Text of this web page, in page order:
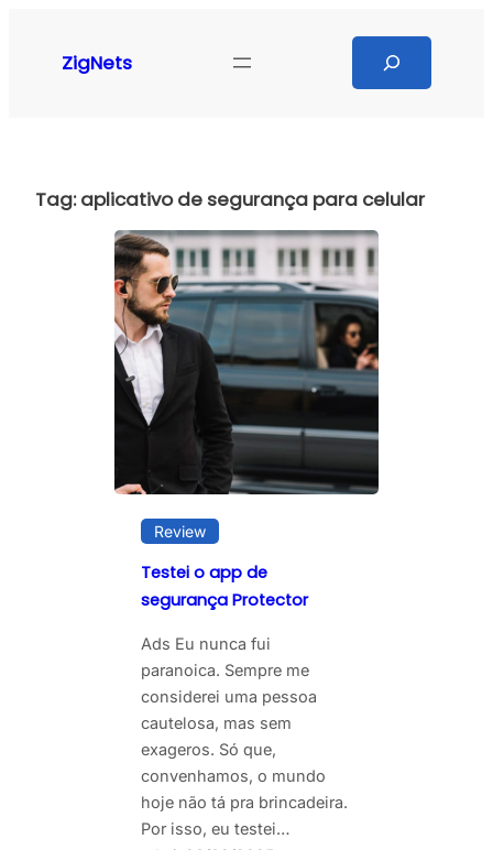
ZigNets
Tag:aplicativo de segurança para celular
Review
Testei o app de
segurança Protector
Ads Eu nunca fui
paranoica. Sempre me
considerei uma pessoa
cautelosa, mas sem
exageros. Só que,
convenhamos, o mundo
hoje não tá pra brincadeira.
Por isso, eu testei…